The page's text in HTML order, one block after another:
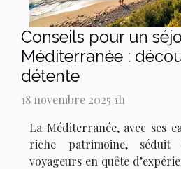
Conseils pour un
Méditerranée :
détente
18 novembre 2025 1h
La Méditerranée, avec ses
riche patrimoine, séduit
voyageurs en quête